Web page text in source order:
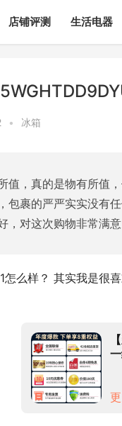
店铺评测 生活电器
• 冰箱
值，真的是物有所值
包裹的严严实实没有
，对这次购物非常满意
怎么样？ 其实我是很